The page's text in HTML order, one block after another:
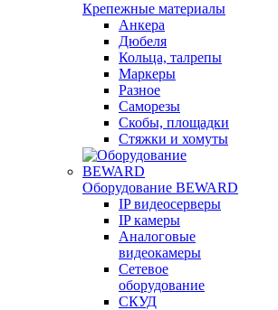
Крепежные материалы
Анкера
Дюбеля
Кольца, талрепы
Маркеры
Разное
Саморезы
Скобы, площадки
Стяжки и хомуты
Оборудование BEWARD
IP видеосерверы
IP камеры
Аналоговые
видеокамеры
Сетевое
оборудование
СКУД